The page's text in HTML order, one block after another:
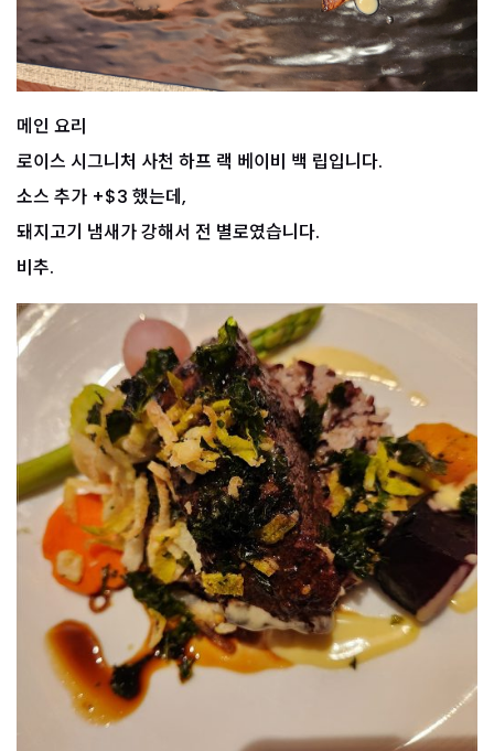
메인 요리
로이스 시그니처 사천 하프 랙 베이비 백 립입니다.
소스 추가 +$3 했는데,
돼지고기 냄새가 강해서 전 별로였습니다.
비추.